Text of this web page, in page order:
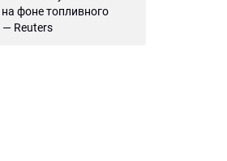
фоне топливного
— Reuters